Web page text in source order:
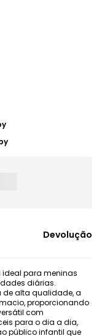
Devolução
ideal para meninas
diárias.
alta qualidade, a
proporcionando
com
para o dia a dia,
público infantil que